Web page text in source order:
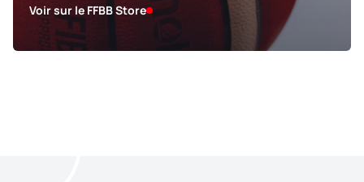
Voir sur le FFBB Store